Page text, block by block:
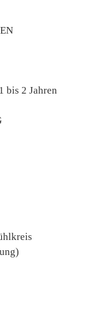
bis 2 Jahren